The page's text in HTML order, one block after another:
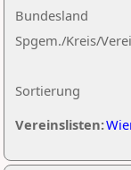
Sortierung
Bundesland
Spgem./Kreis/
Vereinslisten: